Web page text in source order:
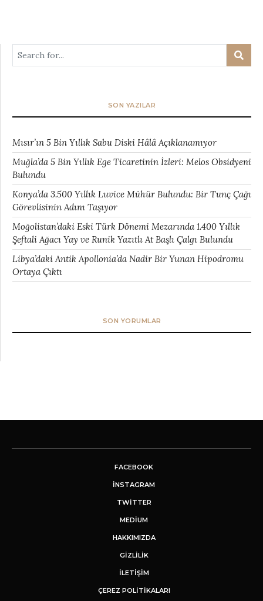
SON YAZILAR
Mısır’ın 5 Bin Yıllık Sabu Diski Hâlâ Açıklanamıyor
Muğla’da 5 Bin Yıllık Ege Ticaretinin İzleri: Melos Obsidyeni
Bulundu
Konya’da 3.500 Yıllık Luvice Mühür Bulundu: Bir Tunç Çağı
Görevlisinin Adını Taşıyor
Moğolistan’daki Eski Türk Dönemi Mezarında 1.400 Yıllık
Şeftali Ağacı Yay ve Runik Yazıtlı At Başlı Çalgı Bulundu
Libya’daki Antik Apollonia’da Nadir Bir Yunan Hipodromu
Ortaya Çıktı
SON YORUMLAR
FACEBOOK
INSTAGRAM
TWITTER
MEDIUM
HAKKIMIZDA
GİZLİLİK
İLETIŞIM
ÇEREZ POLITIKALARI